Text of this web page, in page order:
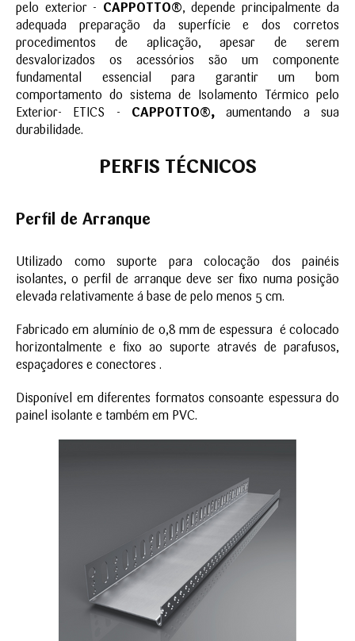
pelo exterior - CAPPOTTO®, depende principalmente da
adequada preparação da superfície e dos corretos
procedimentos de aplicação, apesar de serem
desvalorizados os acessórios são um componente
fundamental essencial para garantir um bom
comportamento do sistema de Isolamento Térmico pelo
Exterior- ETICS - CAPPOTTO®,aumentando a sua
durabilidade.
PERFIS TÉCNICOS
Perfil de Arranque
Utilizado como suporte para colocação dos painéis
isolantes, o perfil de arranque deve ser fixo numa posição
elevada relativamente á base de pelo menos 5 cm.
Fabricado em alumínio de 0,8 mm de espessura é colocado
horizontalmente e fixo ao suporte através de parafusos,
espaçadores e conectores .
Disponível em diferentes formatos consoante espessura do
painel isolante e também em PVC.